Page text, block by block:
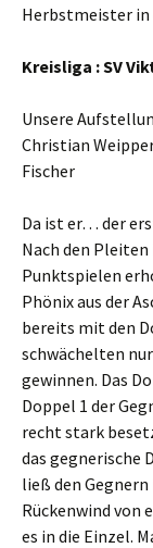
Herbstmeister in
Kreisliga : SV
Unsere
Christian
Fischer
Da ist er… der
Nach den
Punktspielen
Phönix aus der
bereits mit den
schwächelten
gewinnen. Das
Doppel 1 der
recht stark
das gegnerische
ließ den
Rückenwind von
es in die Einzel.